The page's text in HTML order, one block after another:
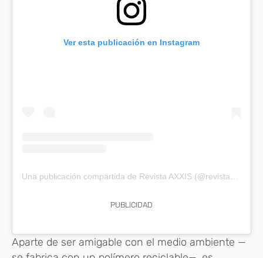
Ver esta publicación en Instagram
PUBLICIDAD
Aparte de ser amigable con el medio ambiente —